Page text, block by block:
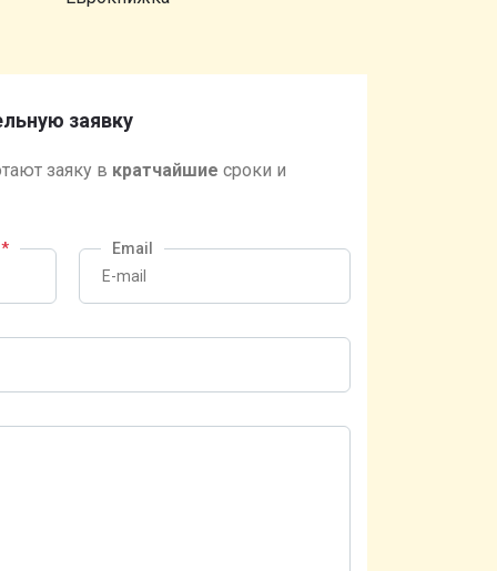
заявку
заяку в кратчайшие сроки и
* Email